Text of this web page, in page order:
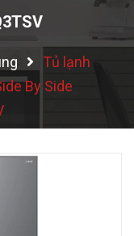
Tủ lạnh
By Side